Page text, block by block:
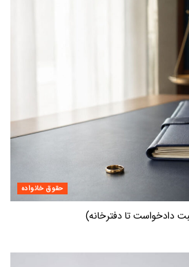
حقوق خانواده
دادخواست تا دفترخانه)